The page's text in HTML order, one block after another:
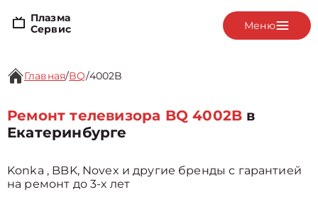
Плазма
Сервис
Меню
Главная/BQ/4002B
Ремонт телевизора BQ 4002B в
Екатеринбурге
Konka , BBK, Novex и другие бренды с гарантией
на ремонт до 3-х лет